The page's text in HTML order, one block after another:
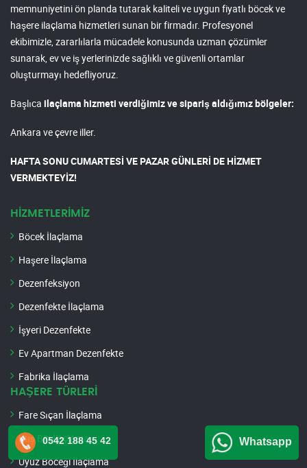
memnuniyetini ön planda tutarak kaliteli ve uygun fiyatlı böcek ve
haşere ilaçlama hizmetleri sunan bir firmadır. Profesyonel
ekibimizle, zararlılarla mücadele konusunda uzman çözümler
sunarak, ev ve iş yerlerinizde sağlıklı ve güvenli ortamlar
oluşturmayı hedefliyoruz.
Başlıca ilaçlama hizmeti verdiğimiz ve sipariş aldığımız bölgeler:
Ankara ve çevre iller.
HAFTA SONU CUMARTESİ VE PAZAR GÜNLERİ DE HİZMET
VERMEKTEYİZ!
HİZMETLERİMİZ
Böcek İlaçlama
Haşere İlaçlama
Dezenfeksiyon
Dezenfekte İlaçlama
İşyeri Dezenfekte
Ev Apartman Dezenfekte
Fabrika İlaçlama
HAŞERE TÜRLERİ
Fare Sıçan İlaçlama
Kuş Biti İlaçlama
Uyuz Böceği İlaçlama
0542 188 45 42 Whatsapp